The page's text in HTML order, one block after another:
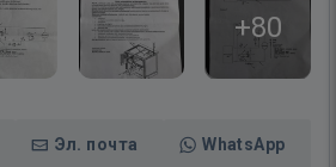
+80
Эл. почта WhatsApp